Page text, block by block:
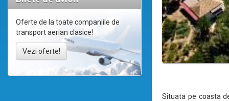
Oferte de la toate companiile de
transport aerian clasice!
Vezi oferte!
Situata pe coasta